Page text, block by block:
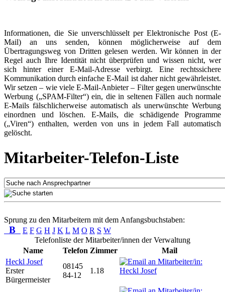
Informationen, die Sie unverschlüsselt per Elektronische Post (E-
Mail) an uns senden, können möglicherweise auf dem
Übertragungsweg von Dritten gelesen werden. Wir können in der
Regel auch Ihre Identität nicht überprüfen und wissen nicht, wer
sich hinter einer E-Mail-Adresse verbirgt. Eine rechtssichere
Kommunikation durch einfache E-Mail ist daher nicht gewährleistet.
Wir setzen – wie viele E-Mail-Anbieter – Filter gegen unerwünschte
Werbung („SPAM-Filter“) ein, die in seltenen Fällen auch normale
E-Mails fälschlicherweise automatisch als unerwünschte Werbung
einordnen und löschen. E-Mails, die schädigende Programme
(„Viren“) enthalten, werden von uns in jedem Fall automatisch
gelöscht.
Mitarbeiter-Telefon-Liste
Sprung zu den Mitarbeitern mit dem Anfangsbuchstaben:
B E F G H J K L M O R S W
Telefonliste der Mitarbeiter/innen der Verwaltung
Name
Telefon Zimmer
Mail
Heckl Josef
Erster
Bürgermeister
08145
84-12
1.18